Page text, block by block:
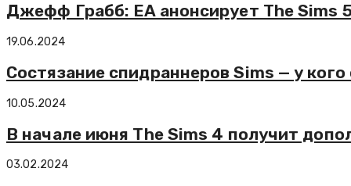
Джефф Грабб: EA анонсирует The Sims
19.06.2024
Состязание спидраннеров Sims — у
10.05.2024
В начале июня The Sims 4 получит
03.02.2024